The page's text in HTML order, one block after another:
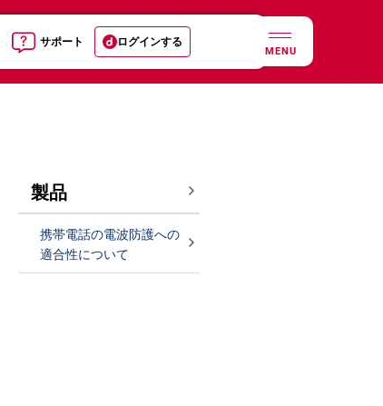
サポート ログインする
MENU
製品
携帯電話の電波防護への
適合性について